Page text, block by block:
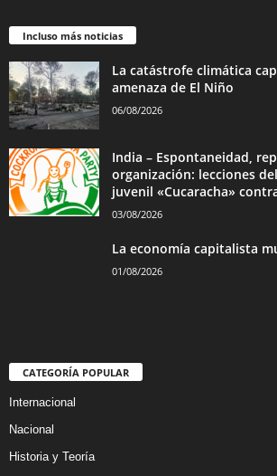
Incluso más noticias
La catástrofe climática
amenaza de El Niño
06/08/2026
India – Espontaneidad,
organización: lecciones
juvenil «Cucaracha»
03/08/2026
La economía capitalista
01/08/2026
CATEGORÍA POPULAR
Internacional
Nacional
Historia y Teoría